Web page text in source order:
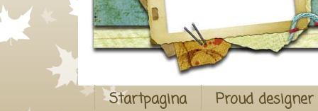
Startpagina Proud